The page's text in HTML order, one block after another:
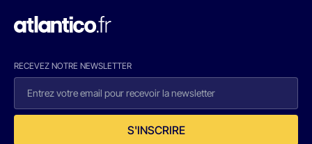
RECEVEZ NOTRE NEWSLETTER
S'INSCRIRE